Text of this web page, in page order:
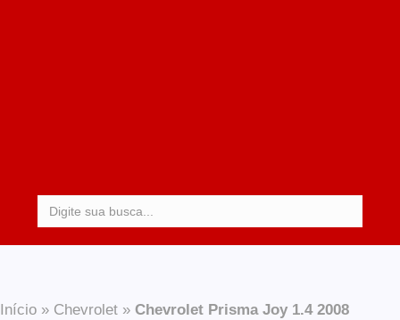
Início » Chevrolet » Chevrolet Prisma Joy 1.4 2008